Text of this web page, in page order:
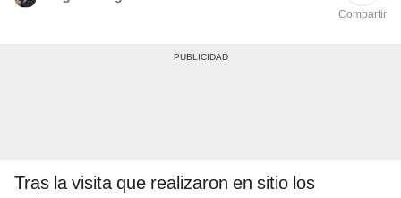
Compartir
Tras la visita que realizaron en sitio los